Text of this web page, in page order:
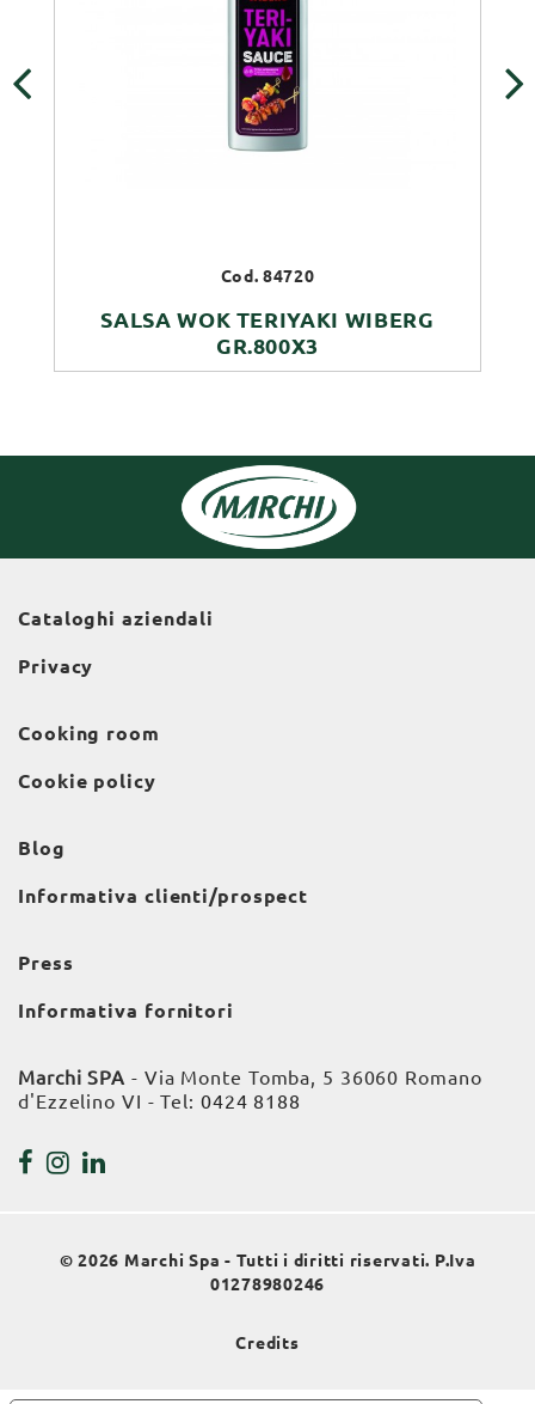
Cod. 84720
SALSA WOK TERIYAKI WIBERG
GR.800X3
Cataloghi aziendali
Privacy
Cooking room
Cookie policy
Blog
Informativa clienti/prospect
Press
Informativa fornitori
Marchi SPA - Via Monte Tomba, 5 36060 Romano
d'Ezzelino VI - Tel: 0424 8188
© 2026 Marchi Spa - Tutti i diritti riservati. P.Iva
01278980246
Credits